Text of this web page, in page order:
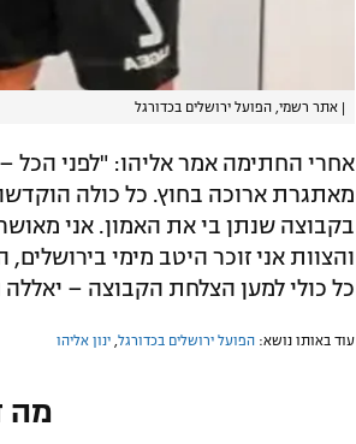
| אתר רשמי, הפועל ירושלים בכדורגל
אחרי החתימה אמר אליהו: "לפני הכל
מאתגרת ארוכה בחוץ. כל כולה
בקבוצה שנתן בי את האמון. אני
והצוות אני זוכר היטב מימי
כל כולי למען הצלחת הקבוצה –
עוד באותו נושא: הפועל ירושלים בכדורגל ינון אליהו
מה